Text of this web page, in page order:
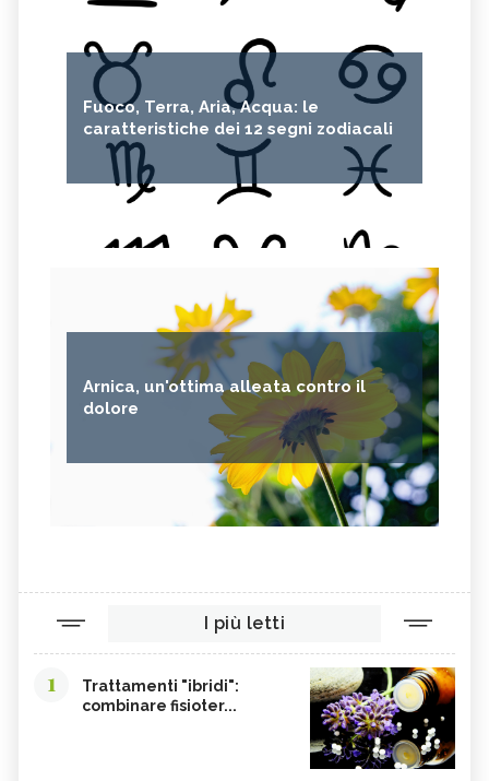
Fuoco, Terra, Aria, Acqua: le
caratteristiche dei 12 segni zodiacali
Arnica, un'ottima alleata contro il
dolore
I più letti
1
Trattamenti "ibridi":
combinare fisioter...